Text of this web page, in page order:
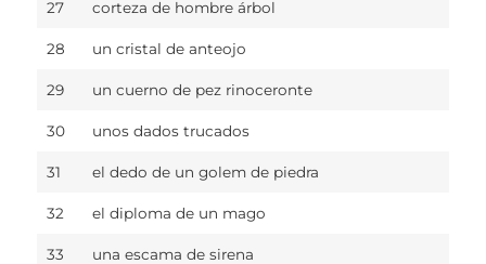
27 corteza de hombre árbol
28 un cristal de anteojo
29 un cuerno de pez rinoceronte
30 unos dados trucados
31 el dedo de un golem de piedra
32 el diploma de un mago
33 una escama de sirena